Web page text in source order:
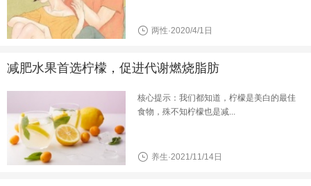
两性·2020/4/1日
减肥水果首选柠檬，促进代谢燃烧脂肪
核心提示：我们都知道，柠檬是美白的最佳
食物，殊不知柠檬也是减...
养生·2021/11/14日